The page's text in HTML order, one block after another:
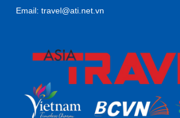
Email: travel@ati.net.vn